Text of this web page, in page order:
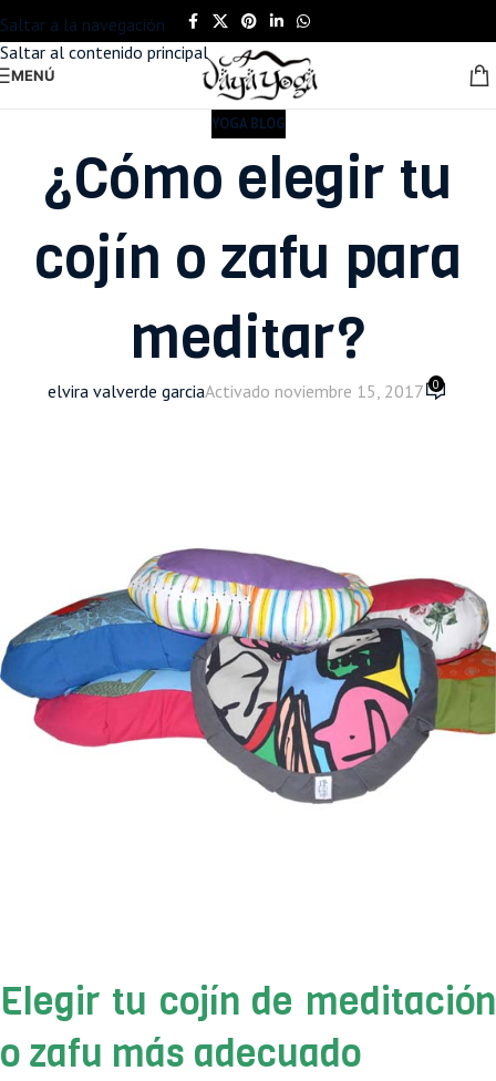
Saltar a la navegación
Saltar al contenido principal
MENÚ
YOGA BLOG
¿Cómo elegir tu
cojín o zafu para
meditar?
elvira valverde garciaActivado noviembre 15, 2017 0
Elegir tu cojín de meditación
o zafu más adecuado